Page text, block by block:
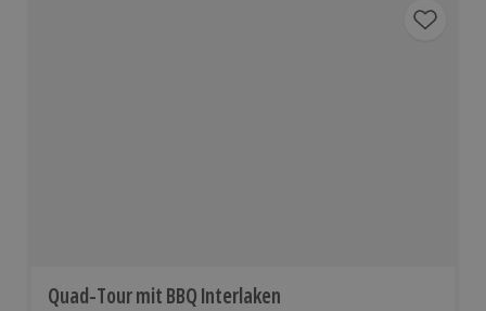
Quad-Tour mit BBQ Interlaken